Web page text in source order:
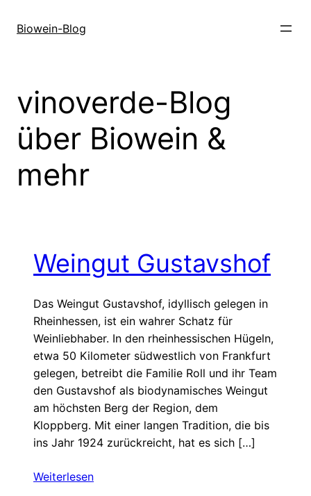
InhaltBiowein-Blog
vinoverde-Blog
über Biowein &
mehr
Weingut Gustavshof
Das Weingut Gustavshof, idyllisch gelegen in
Rheinhessen, ist ein wahrer Schatz für
Weinliebhaber. In den rheinhessischen Hügeln,
etwa 50 Kilometer südwestlich von Frankfurt
gelegen, betreibt die Familie Roll und ihr Team
den Gustavshof als biodynamisches Weingut
am höchsten Berg der Region, dem
Kloppberg. Mit einer langen Tradition, die bis
ins Jahr 1924 zurückreicht, hat es sich […]
Weiterlesen